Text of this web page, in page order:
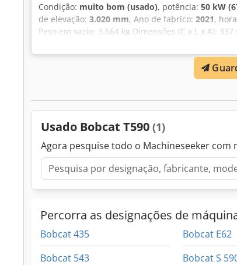
Condição: muito bom (usado), potência: 50 kW
de elevação: 3.020 mm, Ano de fabrico: 2021,
Peso em vazio: 3.664 kg Dimensões (C x L x A):
Certificação CE: sim Condição técnica: muito boa
= - 3º circuito hidráulico - Ventilador Cedey D D
Norma/Estágio: Estágio IV / Tier IV final Condição
por joystick SJC, novas esteiras de borracha,
Usado Bobcat T590 (1)
Agora pesquise todo o Machineseeker com
Percorra as designações de
Bobcat 435
Bobcat 543
Bobcat E62
Bobcat S